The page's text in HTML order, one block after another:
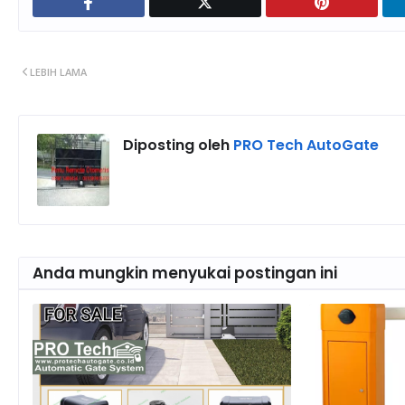
LEBIH LAMA
Diposting oleh PRO Tech AutoGate
Anda mungkin menyukai postingan ini